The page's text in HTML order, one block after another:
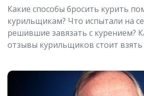
Какие способы бросить курить
курильщикам? Что испытали на
решившие завязать с курением?
отзывы курильщиков стоит взять